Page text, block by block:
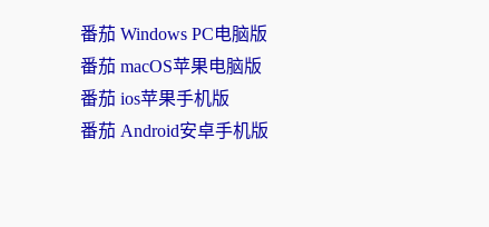
番茄 Windows PC电脑版
番茄 macOS苹果电脑版
番茄 ios苹果手机版
番茄 Android安卓手机版